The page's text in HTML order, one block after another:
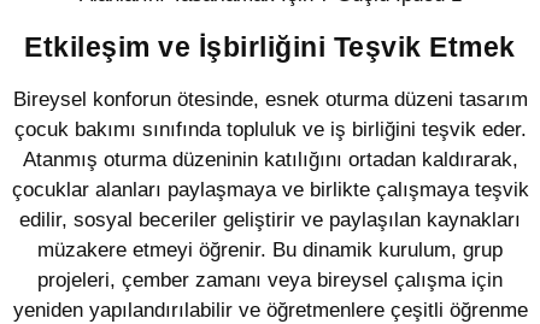
Etkileşim ve İşbirliğini Teşvik Etmek
Bireysel konforun ötesinde, esnek oturma düzeni tasarım
çocuk bakımı sınıfında topluluk ve iş birliğini teşvik eder.
Atanmış oturma düzeninin katılığını ortadan kaldırarak,
çocuklar alanları paylaşmaya ve birlikte çalışmaya teşvik
edilir, sosyal beceriler geliştirir ve paylaşılan kaynakları
müzakere etmeyi öğrenir. Bu dinamik kurulum, grup
projeleri, çember zamanı veya bireysel çalışma için
yeniden yapılandırılabilir ve öğretmenlere çeşitli öğrenme